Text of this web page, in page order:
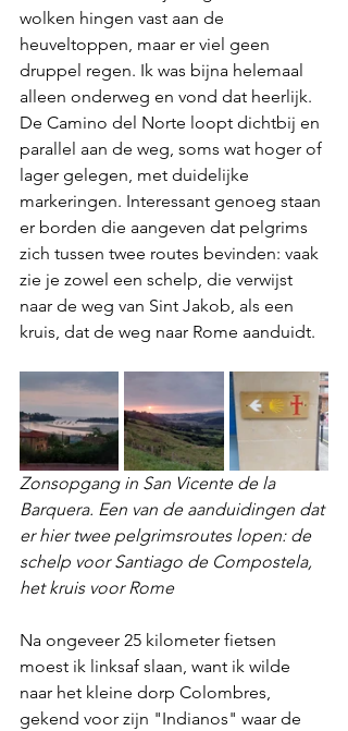
wolken hingen vast aan de
heuveltoppen, maar er viel geen
druppel regen. Ik was bijna helemaal
alleen onderweg en vond dat heerlijk.
De Camino del Norte loopt dichtbij en
parallel aan de weg, soms wat hoger of
lager gelegen, met duidelijke
markeringen. Interessant genoeg staan
er borden die aangeven dat pelgrims
zich tussen twee routes bevinden: vaak
zie je zowel een schelp, die verwijst
naar de weg van Sint Jakob, als een
kruis, dat de weg naar Rome aanduidt.
Zonsopgang in San Vicente de la
Barquera. Een van de aanduidingen dat
er hier twee pelgrimsroutes lopen: de
schelp voor Santiago de Compostela,
het kruis voor Rome
Na ongeveer 25 kilometer fietsen
moest ik linksaf slaan, want ik wilde
naar het kleine dorp Colombres,
gekend voor zijn "Indianos" waar de